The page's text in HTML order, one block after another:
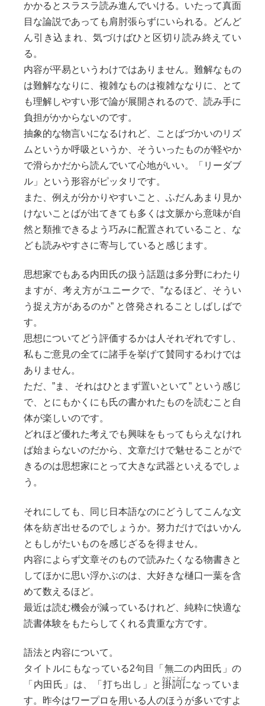
かかるとスラスラ読み進んでいける。いたって真面
目な論説であっても肩肘張らずにいられる。どんど
ん引き込まれ、気づけばひと区切り読み終えてい
る。
内容が平易というわけではありません。難解なもの
は難解ななりに、複雑なものは複雑ななりに、とて
も理解しやすい形で論が展開されるので、読み手に
負担がかからないのです。
抽象的な物言いになるけれど、ことばづかいのリズ
ムというか呼吸というか、そういったものが軽やか
で滑らかだから読んでいて心地がいい。「リーダブ
ル」という形容がピッタリです。
また、例えが分かりやすいこと、ふだんあまり見か
けないことばが出てきても多くは文脈から意味が自
然と類推できるよう巧みに配置されていること、な
ども読みやすさに寄与していると感じます。
思想家でもある内田氏の扱う話題は多分野にわたり
ますが、考え方がユニークで、”なるほど、そうい
う捉え方があるのか” と啓発されることしばしばで
す。
思想についてどう評価するかは人それぞれですし、
私もご意見の全てに諸手を挙げて賛同するわけでは
ありません。
ただ、”ま、それはひとまず置いといて” という感じ
で、とにもかくにも氏の書かれたものを読むこと自
体が楽しいのです。
どれほど優れた考えでも興味をもってもらえなけれ
ば始まらないのだから、文章だけで魅せることがで
きるのは思想家にとって大きな武器といえるでしょ
う。
それにしても、同じ日本語なのにどうしてこんな文
体を紡ぎ出せるのでしょうか。努力だけではいかん
ともしがたいものを感じざるを得ません。
内容によらず文章そのもので読みたくなる物書きと
してほかに思い浮かぶのは、大好きな樋口一葉を含
めて数えるほど。
最近は読む機会が減っているけれど、純粋に快適な
読書体験をもたらしてくれる貴重な方です。
語法と内容について。
タイトルにもなっている2句目「無二の内田氏」の
「内田氏」は、「打ち出し」と掛詞 になっていま
す。昨今はワープロを用いる人のほうが多いですよ